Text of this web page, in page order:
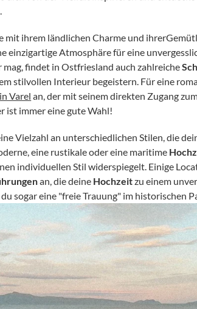
mit ihrem ländlichen Charme und
einzigartige Atmosphäre für eine
findet in Ostfriesland auch zahlreiche
Varel an, der mit seinem direkten Zugang
ist immer eine gute Wahl!
Vielzahl an unterschiedlichen Stilen, die
eine rustikale oder eine maritime
individuellen Stil widerspiegelt. Einige
an, die deine Hochzeit zu einem
sogar eine "freie Trauung" im historischen